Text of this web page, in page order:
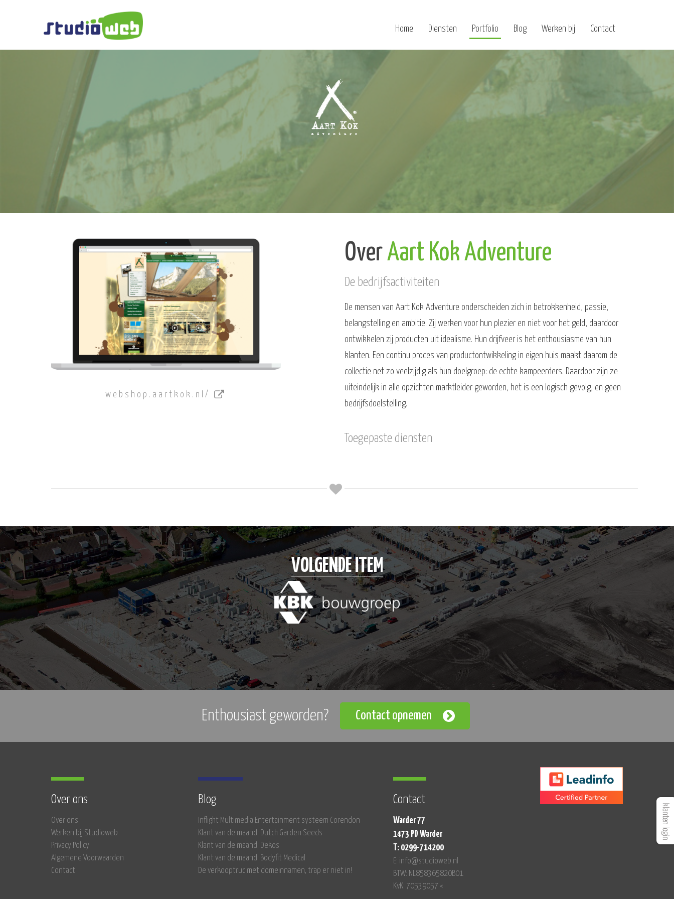
Home Diensten Portfolio Blog Werken bij Contact
webshop.aartkok.nl/
OverAart Kok Adventure
De bedrijfsactiviteiten
De mensen van Aart Kok Adventure onderscheiden zich in betrokkenheid, passie,
belangstelling en ambitie. Zij werken voor hun plezier en niet voor het geld, daardoor
ontwikkelen zij producten uit idealisme. Hun drijfveer is het enthousiasme van hun
klanten. Een continu proces van productontwikkeling in eigen huis maakt daarom de
collectie net zo veelzijdig als hun doelgroep: de echte kampeerders. Daardoor zijn ze
uiteindelijk in alle opzichten marktleider geworden, het is een logisch gevolg, en geen
bedrijfsdoelstelling.
Toegepaste diensten
VOLGENDE ITEM
Enthousiast geworden? Contact opnemen
Over ons
Over ons
Werken bij Studioweb
Privacy Policy
Algemene Voorwaarden
Contact
Blog
Inflight Multimedia Entertainment systeem Corendon
Klant van de maand: Dutch Garden Seeds
Klant van de maand: Dekos
Klant van de maand: Bodyfit Medical
De verkooptruc met domeinnamen, trap er niet in!
Contact
Warder 77
1473 PD Warder
T: 0299-714200
E: info@studioweb.nl
BTW: NL858365820B01
KvK: 70539057 <